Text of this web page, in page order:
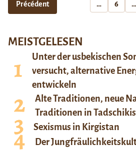
Précédent … 6 …
MEISTGELESEN
Unter der usbekischen
versucht, alternative
entwickeln
Alte Traditionen, neue
Traditionen in
Sexismus in Kirgistan
Der